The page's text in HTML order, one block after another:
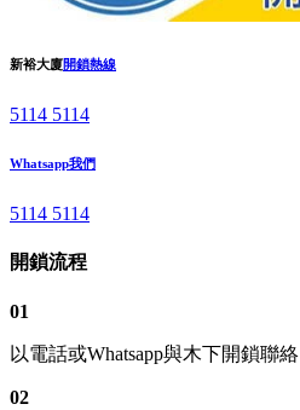
新裕大廈開鎖熱線
5114 5114
Whatsapp我們
5114 5114
開鎖流程
01
以電話或Whatsapp與木下開鎖聯絡
02